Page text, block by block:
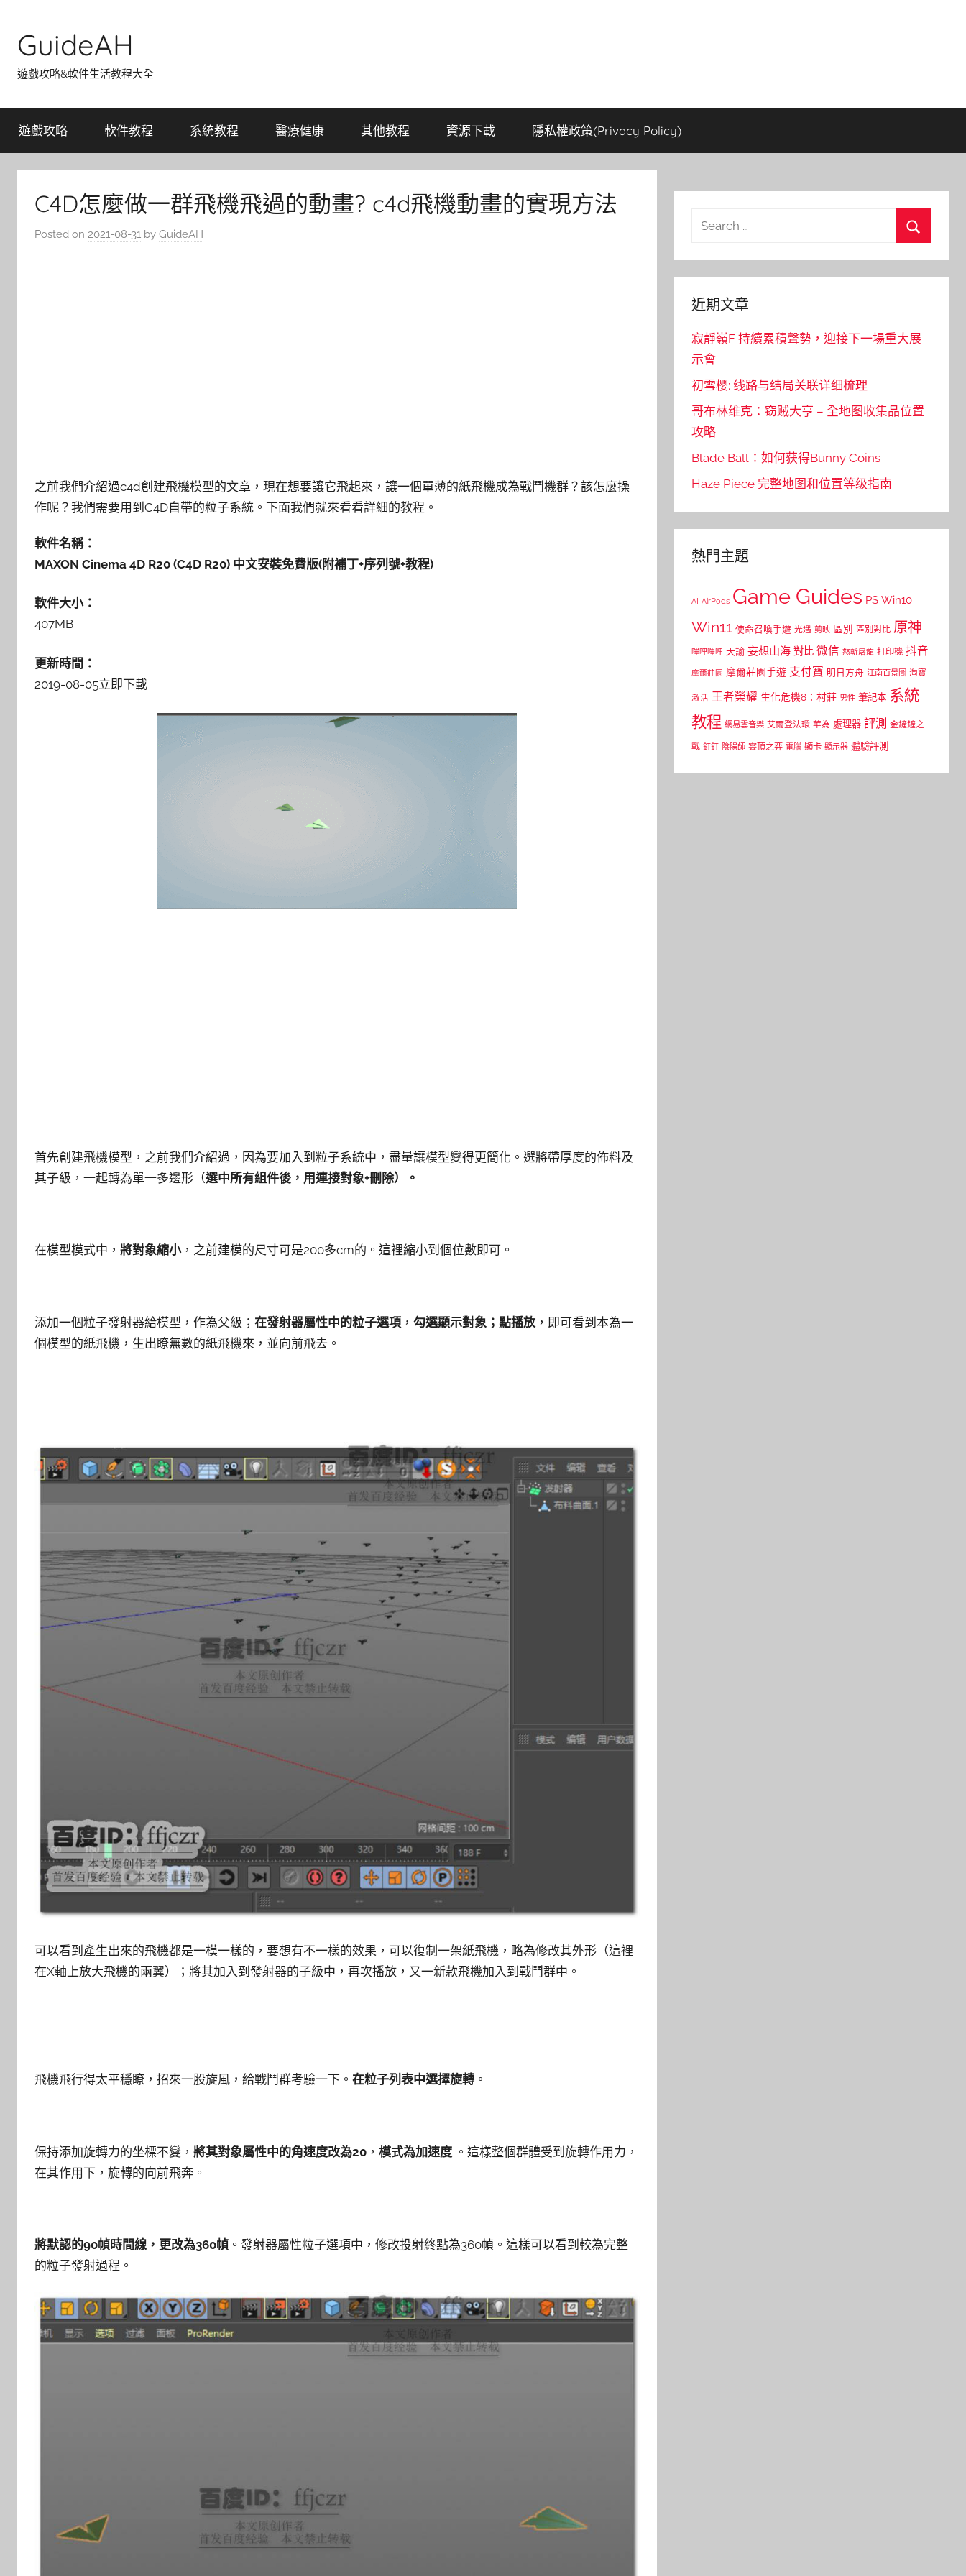
content
GuideAH
遊戲攻略&軟件生活教程大全
遊戲攻略 軟件教程 系統教程 醫療健康 其他教程 資源下載 隱私權政策(Privacy Policy)
C4D怎麼做一群飛機飛過的動畫? c4d飛機動畫的實現方法
Posted on 2021-08-31 by GuideAH
之前我們介紹過c4d創建飛機模型的文章，現在想要讓它飛起來，讓一個單薄的紙飛機成為戰鬥機群？該怎麼操
作呢？我們需要用到C4D自帶的粒子系統。下面我們就來看看詳細的教程。
軟件名稱：
MAXON Cinema 4D R20 (C4D R20) 中文安裝免費版(附補丁+序列號+教程)
軟件大小：
407MB
更新時間：
2019-08-05立即下載
首先創建飛機模型，之前我們介紹過，因為要加入到粒子系統中，盡量讓模型變得更簡化。選將帶厚度的佈料及
其子級，一起轉為單一多邊形（選中所有組件後，用連接對象+刪除）。
在模型模式中， 將對象縮小，之前建模的尺寸可是200多cm的。這裡縮小到個位數即可。
添加一個粒子發射器給模型，作為父級； 在發射器屬性中的粒子選項 ， 勾選顯示對象； 點播放 ，即可看到本為一
個模型的紙飛機，生出瞭無數的紙飛機來，並向前飛去。
可以看到產生出來的飛機都是一模一樣的，要想有不一樣的效果，可以復制一架紙飛機，略為修改其外形（這裡
在X軸上放大飛機的兩翼）；將其加入到發射器的子級中，再次播放，又一新款飛機加入到戰鬥群中。
飛機飛行得太平穩瞭，招來一股旋風，給戰鬥群考驗一下。 在粒子列表中選擇旋轉 。
保持添加旋轉力的坐標不變， 將其對象屬性中的角速度改為20 ， 模式為加速度 。這樣整個群體受到旋轉作用力，
在其作用下，旋轉的向前飛奔。
將默認的90幀時間線，更改為360幀 。發射器屬性粒子選項中，修改投射終點為360幀。這樣可以看到較為完整
的粒子發射過程。
Search
近期文章
寂靜嶺F 持續累積聲勢，迎接下一場重大展
示會
初雪樱: 线路与结局关联详细梳理
哥布林维克：窃贼大亨 – 全地图收集品位置
攻略
Blade Ball：如何获得Bunny Coins
Haze Piece 完整地图和位置等级指南
熱門主題
AI AirPods Game Guides PS Win10
Win11 使命召喚手遊 光遇 剪映 區別 區別對比 原神
嗶哩嗶哩 天諭 妄想山海 對比 微信 怒斬屠龍 打印機 抖音
摩爾莊園 摩爾莊園手遊 支付寶 明日方舟 江南百景圖 淘寶
激活 王者榮耀 生化危機8：村莊 男性 筆記本 系統
教程 網易雲音樂 艾爾登法環 華為 處理器 評測 金鏟鏟之
戰 釘釘 陰陽師 雲頂之弈 電腦 顯卡 顯示器 體驗評測